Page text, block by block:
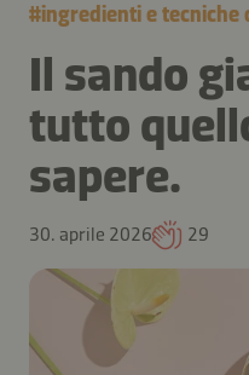
#ingredienti e tecniche
Il sando
tutto
sapere.
30. aprile 2026 29